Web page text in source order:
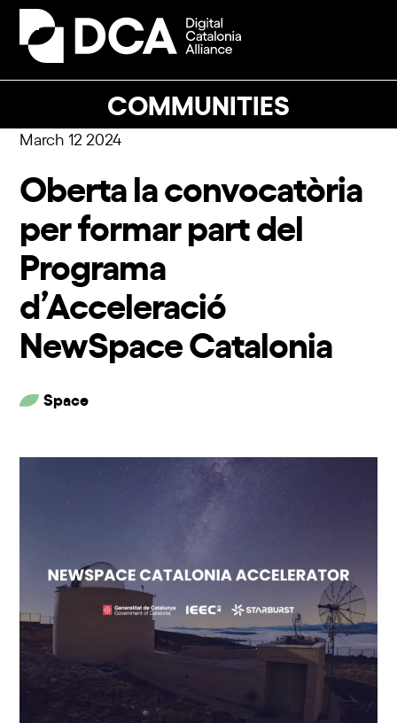
Skip
content
COMMUNITIES
Open
mobile
Close
mobile
March 12 2024
Oberta la convocatòria
per formar part del
Programa
d’Acceleració
NewSpace Catalonia
Space